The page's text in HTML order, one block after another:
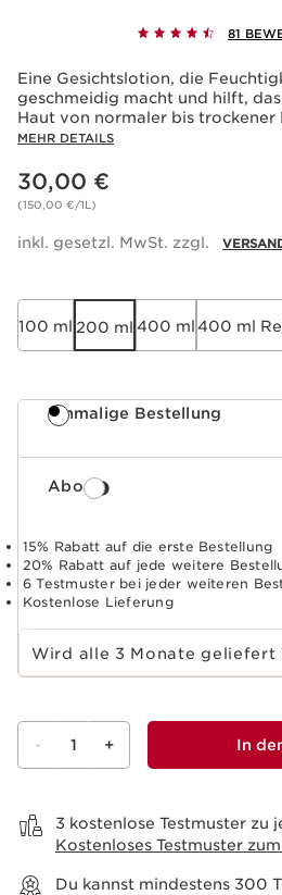
81
Eine Gesichtslotion, die
geschmeidig macht und hilft,
Haut von normaler bis trockener
MEHR DETAILS
Aktueller Preis 30,00 €
30,00 €
(150,00 €/1L)
inkl. gesetzl. MwSt. zzgl.
100 ml 200 ml 400 ml400 ml
Einmalige Bestellung
Abo
15% Rabatt auf die erste Bestellung
20% Rabatt auf jede weitere
6 Testmuster bei jeder weiteren
Kostenlose Lieferung
Abo-Zeitraum wählen
Wird alle 3 Monate geliefert
- 1 + In
3 kostenlose Testmuster zu
Kostenloses Testmuster
Du kannst mindestens 300